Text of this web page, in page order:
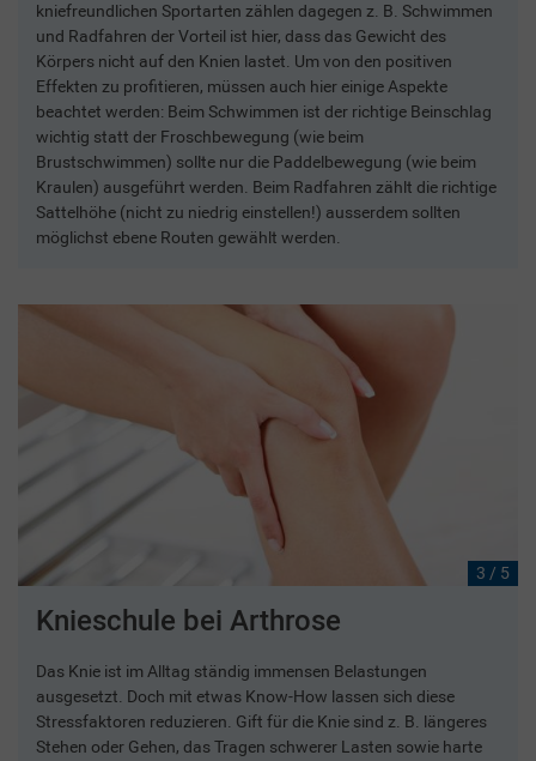
kniefreundlichen Sportarten zählen dagegen z. B. Schwimmen
und Radfahren der Vorteil ist hier, dass das Gewicht des
Körpers nicht auf den Knien lastet. Um von den positiven
Effekten zu profitieren, müssen auch hier einige Aspekte
beachtet werden: Beim Schwimmen ist der richtige Beinschlag
wichtig statt der Froschbewegung (wie beim
Brustschwimmen) sollte nur die Paddelbewegung (wie beim
Kraulen) ausgeführt werden. Beim Radfahren zählt die richtige
Sattelhöhe (nicht zu niedrig einstellen!) ausserdem sollten
möglichst ebene Routen gewählt werden.
3 / 5
Knieschule bei Arthrose
Das Knie ist im Alltag ständig immensen Belastungen
ausgesetzt. Doch mit etwas Know-How lassen sich diese
Stressfaktoren reduzieren. Gift für die Knie sind z. B. längeres
Stehen oder Gehen, das Tragen schwerer Lasten sowie harte